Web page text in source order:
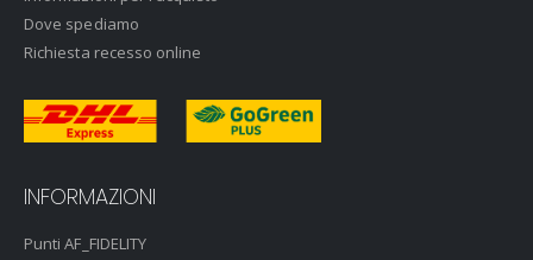
Dove spediamo
Richiesta recesso online
INFORMAZIONI
Punti AF_FIDELITY